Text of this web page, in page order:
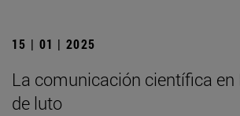
15 | 01 | 2025
La comunicación científica en
de luto